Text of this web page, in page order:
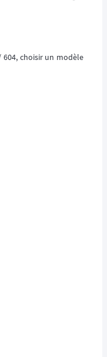
604, choisir un modèle